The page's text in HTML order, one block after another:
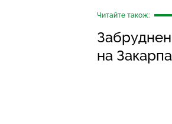
Читайте також:
на